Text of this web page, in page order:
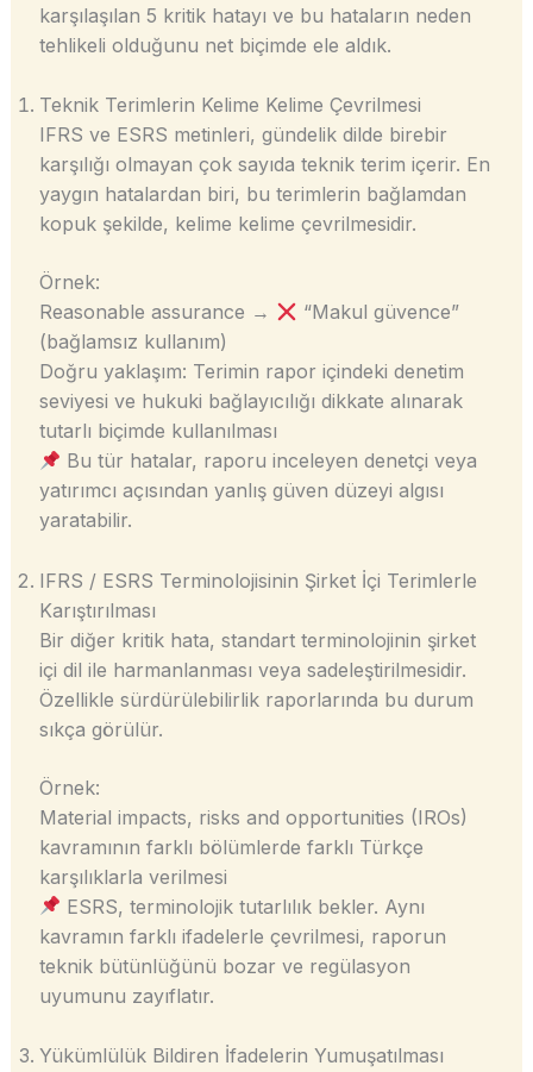
karşılaşılan 5 kritik hatayı ve bu hataların neden
tehlikeli olduğunu net biçimde ele aldık.
Teknik Terimlerin Kelime Kelime Çevrilmesi
IFRS ve ESRS metinleri, gündelik dilde birebir
karşılığı olmayan çok sayıda teknik terim içerir. En
yaygın hatalardan biri, bu terimlerin bağlamdan
kopuk şekilde, kelime kelime çevrilmesidir.
Örnek:
Reasonable assurance →
“Makul güvence”
(bağlamsız kullanım)
Doğru yaklaşım: Terimin rapor içindeki denetim
seviyesi ve hukuki bağlayıcılığı dikkate alınarak
tutarlı biçimde kullanılması
Bu tür hatalar, raporu inceleyen denetçi veya
yatırımcı açısından yanlış güven düzeyi algısı
yaratabilir.
IFRS / ESRS Terminolojisinin Şirket İçi Terimlerle
Karıştırılması
Bir diğer kritik hata, standart terminolojinin şirket
içi dil ile harmanlanması veya sadeleştirilmesidir.
Özellikle sürdürülebilirlik raporlarında bu durum
sıkça görülür.
Örnek:
Material impacts, risks and opportunities (IROs)
kavramının farklı bölümlerde farklı Türkçe
karşılıklarla verilmesi
ESRS, terminolojik tutarlılık bekler. Aynı
kavramın farklı ifadelerle çevrilmesi, raporun
teknik bütünlüğünü bozar ve regülasyon
uyumunu zayıflatır.
Yükümlülük Bildiren İfadelerin Yumuşatılması